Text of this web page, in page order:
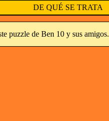
DE QUÉ SE TRATA
puzzle de Ben 10 y sus amigos.